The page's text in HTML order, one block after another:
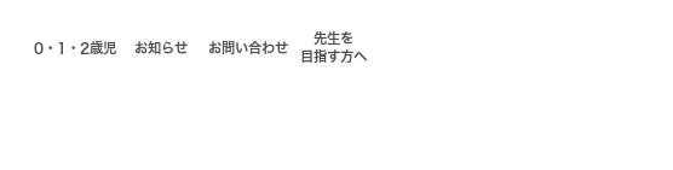
0・1・2歳児 お知らせ お問い合わせ
先生を
目指す方へ